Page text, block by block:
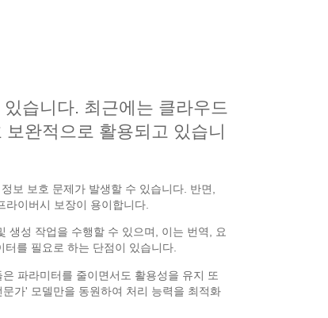
습니다. 최근에는 클라우드
완적으로 활용되고 있습니
보 보호 문제가 발생할 수 있습니다. 반면,
이버시 보장이 용이합니다.
생성 작업을 수행할 수 있으며, 이는 번역, 요
를 필요로 하는 단점이 있습니다.
파라미터를 줄이면서도 활용성을 유지 또
가' 모델만을 동원하여 처리 능력을 최적화